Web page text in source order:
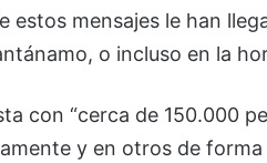
estos mensajes le han
o incluso en la
con “cerca de 150.000
y en otros de forma